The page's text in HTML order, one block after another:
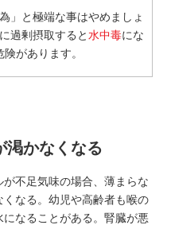
」と極端な事はやめましょ
過剰摂取すると水中毒にな
険があります。
渇かなくなる
不足気味の場合、薄まらな
なる。幼児や高齢者も喉の
なることがある。腎臓が悪